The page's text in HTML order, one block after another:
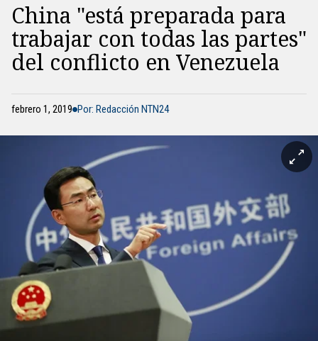
China "está preparada para
trabajar con todas las partes"
del conflicto en Venezuela
febrero 1, 2019 Por: Redacción NTN24